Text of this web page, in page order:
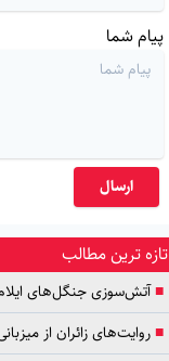
پیام شما
ارسال
تازه ترین مطالب
■آتش‌سوزی جنگل‌های
■روایت‌های زائران از